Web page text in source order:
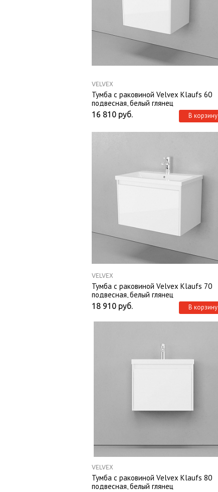
VELVEX
Тумба с раковиной Velvex Klaufs 60
подвесная, белый глянец
16 810 руб. В корзину
VELVEX
Тумба с раковиной Velvex Klaufs 70
подвесная, белый глянец
18 910 руб. В корзину
VELVEX
Тумба с раковиной Velvex Klaufs 80
подвесная, белый глянец